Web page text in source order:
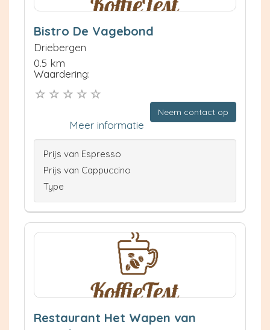
Bistro De Vagebond
Driebergen
0.5 km
Waardering:
Neem contact op
Meer informatie
Prijs van Espresso
Prijs van Cappuccino
Type
Restaurant Het Wapen van